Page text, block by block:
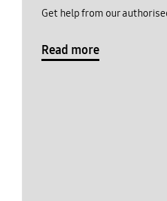
Get help from our
Read more